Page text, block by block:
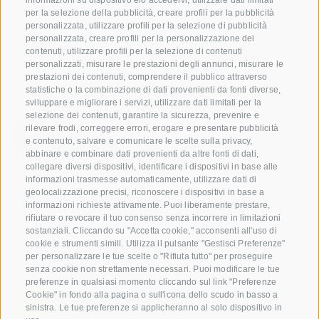
per la selezione della pubblicità, creare profili per la pubblicità
personalizzata, utilizzare profili per la selezione di pubblicità
personalizzata, creare profili per la personalizzazione dei
contenuti, utilizzare profili per la selezione di contenuti
personalizzati, misurare le prestazioni degli annunci, misurare le
prestazioni dei contenuti, comprendere il pubblico attraverso
statistiche o la combinazione di dati provenienti da fonti diverse,
sviluppare e migliorare i servizi, utilizzare dati limitati per la
selezione dei contenuti, garantire la sicurezza, prevenire e
rilevare frodi, correggere errori, erogare e presentare pubblicità
e contenuto, salvare e comunicare le scelte sulla privacy,
abbinare e combinare dati provenienti da altre fonti di dati,
collegare diversi dispositivi, identificare i dispositivi in base alle
informazioni trasmesse automaticamente, utilizzare dati di
geolocalizzazione precisi, riconoscere i dispositivi in base a
informazioni richieste attivamente. Puoi liberamente prestare,
rifiutare o revocare il tuo consenso senza incorrere in limitazioni
sostanziali. Cliccando su "Accetta cookie," acconsenti all'uso di
cookie e strumenti simili. Utilizza il pulsante "Gestisci Preferenze"
per personalizzare le tue scelte o "Rifiuta tutto" per proseguire
senza cookie non strettamente necessari. Puoi modificare le tue
preferenze in qualsiasi momento cliccando sul link "Preferenze
Cookie" in fondo alla pagina o sull'icona dello scudo in basso a
sinistra. Le tue preferenze si applicheranno al solo dispositivo in
info@biosuedtirol.com
VOG Consorzio delle Cooperative Ortofrutticole
dell'Alto Adige Soc. Agricola Coop.
Via Jakobi 1A, 39018 Terlano, Alto Adige, Italia
www.vog.it
Domande e risposte
Le nostre varietá di mele
Ricette di mele